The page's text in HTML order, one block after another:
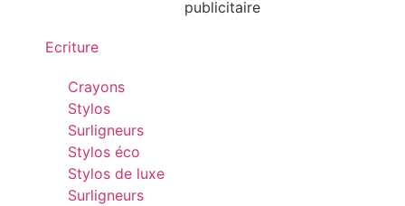
Ecriture
Crayons
Stylos
Surligneurs
Stylos éco
Stylos de luxe
Surligneurs